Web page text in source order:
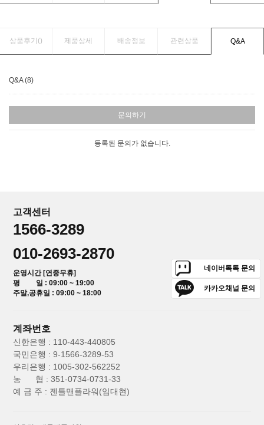
상품후기() 제품상세 배송정보 관련상품 Q&A
Q&A (8)
문의하기
등록된 문의가 없습니다.
고객센터
1566-3289
010-2693-2870
운영시간 [연중무휴]
평 일 : 09:00 ~ 19:00
주말,공휴일 : 09:00 ~ 18:00
네이버톡톡 문의
카카오채널 문의
계좌번호
신한은행 : 110-443-440805
국민은행 : 9-1566-3289-53
우리은행 : 1005-302-562252
농 협 : 351-0734-0731-33
예 금 주 : 젠틀맨플라워(임대현)